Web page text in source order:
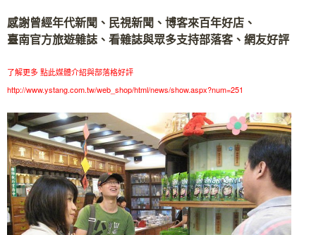
感謝曾經年代新聞、民視新聞、博客來百年好店、
臺南官方旅遊雜誌、看雜誌與眾多支持部落客、網友好評
了解更多 點此媒體介紹與部落格好評
http://www.ystang.com.tw/web_shop/html/news/show.aspx?num=251